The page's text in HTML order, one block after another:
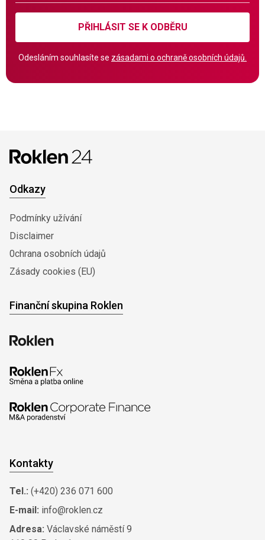
PŘIHLÁSIT SE K ODBĚRU
Odesláním souhlasíte se zásadami o ochraně osobních údajů.
Odkazy
Podmínky užívání
Disclaimer
0chrana osobních údajů
Zásady cookies (EU)
Finanční skupina Roklen
Kontakty
Tel.: (+420) 236 071 600
E-mail: info@roklen.cz
Adresa: Václavské náměstí 9